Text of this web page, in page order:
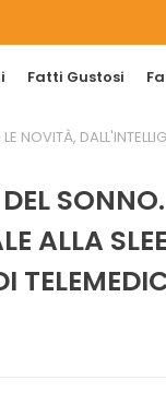
Fatti Gustosi
NOVITÀ,
SONNO.
ALLA